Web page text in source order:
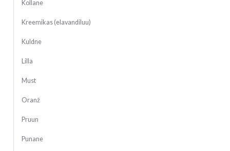
Kollane
Kreemikas (elavandiluu)
Kuldne
Lilla
Must
Oranž
Pruun
Punane